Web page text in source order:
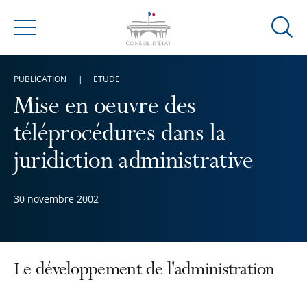
Menu
Ouvrir
Mise en oeuvre des
téléprocédures dans la
juridiction administrative
30 novembre 2002
PUBLICATION ETUDE
Le développement de l'administration